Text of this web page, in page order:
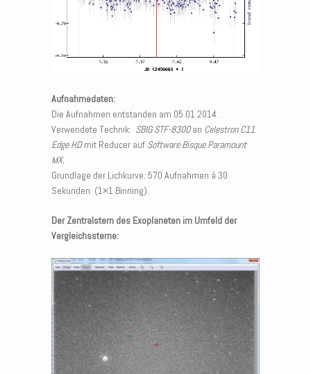
Aufnahmedaten:
Die Aufnahmen entstanden am 05.01.2014.
Verwendete Technik: SBIG STF-8300an Celestron C11
Edge HDmit Reducer auf Software Bisque Paramount
MX.
Grundlage der Lichkurve:570 Aufnahmen á 30
Sekunden (1×1 Binning).
Der Zentralstern des Exoplaneten im Umfeld der
Vergleichssterne: